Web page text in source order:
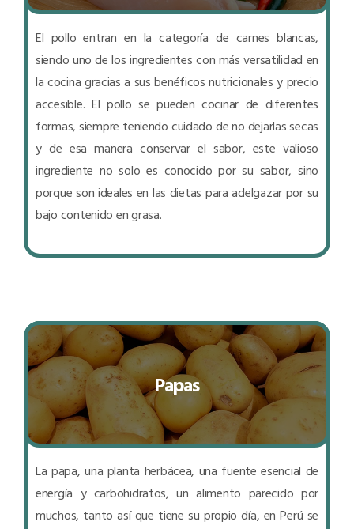
El pollo entran en la categoría de carnes blancas,
siendo uno de los ingredientes con más versatilidad en
la cocina gracias a sus benéficos nutricionales y precio
accesible. El pollo se pueden cocinar de diferentes
formas, siempre teniendo cuidado de no dejarlas secas
y de esa manera conservar el sabor, este valioso
ingrediente no solo es conocido por su sabor, sino
porque son ideales en las dietas para adelgazar por su
bajo contenido en grasa.
Papas
La papa, una planta herbácea, una fuente esencial de
energía y carbohidratos, un alimento parecido por
muchos, tanto así que tiene su propio día, en Perú se